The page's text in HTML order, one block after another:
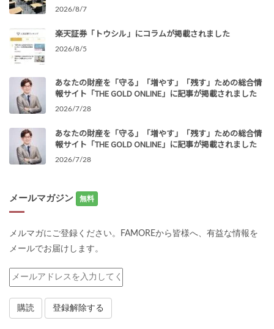
2026/8/7
楽天証券「トウシル」にコラムが掲載されました
2026/8/5
あなたの財産を「守る」「増やす」「残す」ための総合情
報サイト「THE GOLD ONLINE」に記事が掲載されました
2026/7/28
あなたの財産を「守る」「増やす」「残す」ための総合情
報サイト「THE GOLD ONLINE」に記事が掲載されました
2026/7/28
メールマガジン 無料
メルマガにご登録ください。FAMOREから皆様へ、有益な情報を
メールでお届けします。